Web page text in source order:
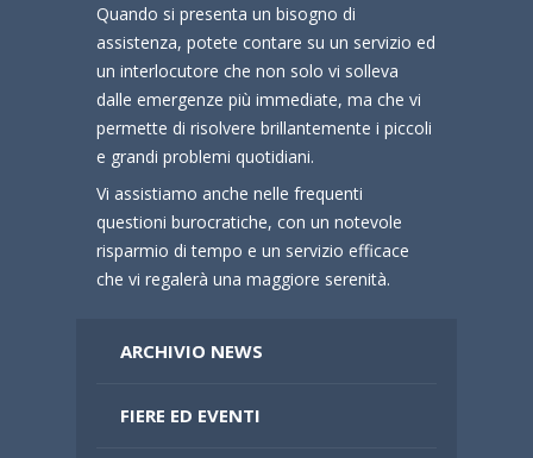
Quando si presenta un bisogno di
assistenza, potete contare su un servizio ed
un interlocutore che non solo vi solleva
dalle emergenze più immediate, ma che vi
permette di risolvere brillantemente i piccoli
e grandi problemi quotidiani.
Vi assistiamo anche nelle frequenti
questioni burocratiche, con un notevole
risparmio di tempo e un servizio efficace
che vi regalerà una maggiore serenità.
ARCHIVIO NEWS
FIERE ED EVENTI